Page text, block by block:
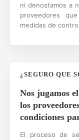
ni denostamos a
proveedores
medidas de
¿SEGURO QUE
Nos jugamos
los
condiciones
El proceso de